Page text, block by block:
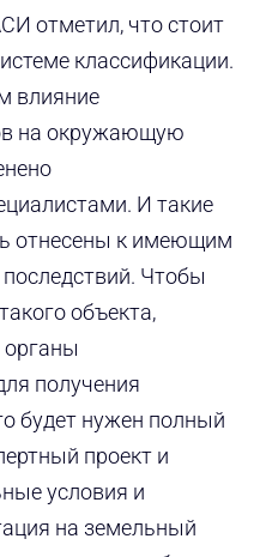
отметил, что стоит
классификации.
влияние
на окружающую
И такие
отнесены к имеющим
Чтобы
объекта,
органы
получения
будет нужен полный
проект и
условия и
на земельный